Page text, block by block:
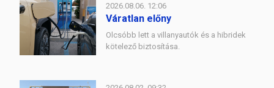
2026.08.06. 12:06
Váratlan előny
Olcsóbb lett a villanyautók és a hibridek
kötelező biztosítása.